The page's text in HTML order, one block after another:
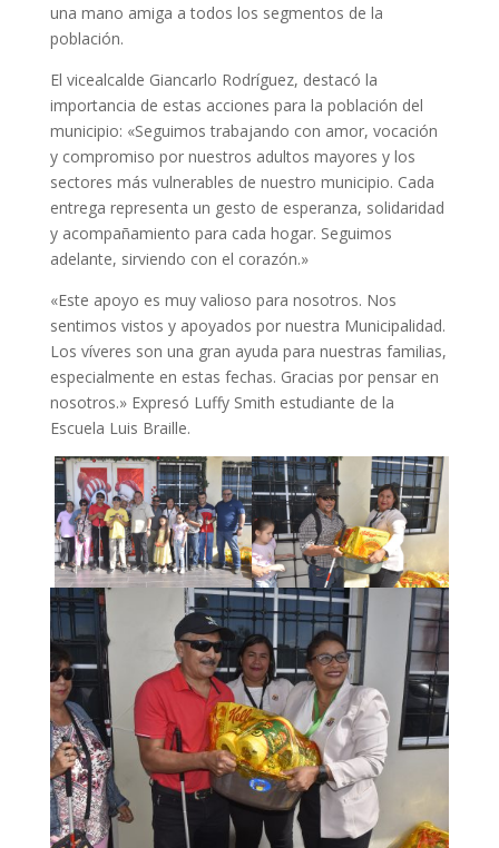
una mano amiga a todos los segmentos de la
población.
El vicealcalde Giancarlo Rodríguez, destacó la
importancia de estas acciones para la población del
municipio: «Seguimos trabajando con amor, vocación
y compromiso por nuestros adultos mayores y los
sectores más vulnerables de nuestro municipio. Cada
entrega representa un gesto de esperanza, solidaridad
y acompañamiento para cada hogar. Seguimos
adelante, sirviendo con el corazón.»
«Este apoyo es muy valioso para nosotros. Nos
sentimos vistos y apoyados por nuestra Municipalidad.
Los víveres son una gran ayuda para nuestras familias,
especialmente en estas fechas. Gracias por pensar en
nosotros.» Expresó Luffy Smith estudiante de la
Escuela Luis Braille.